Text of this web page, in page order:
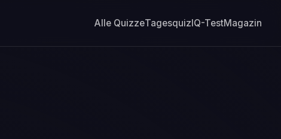
Alle QuizzeTagesquizIQ-TestMagazin